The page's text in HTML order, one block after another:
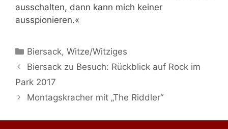
ausschalten, dann kann mich keiner
ausspionieren.«
Kategorien
Biersack,Witze/Witziges
Biersack zu Besuch: Rückblick auf Rock im
Park 2017
Montagskracher mit „The Riddler“